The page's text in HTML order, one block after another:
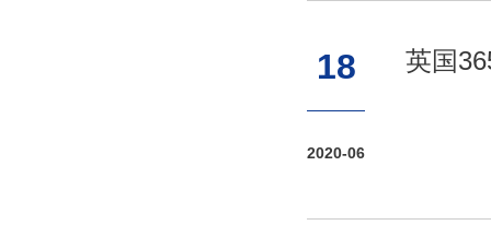
18
2020-06
英国